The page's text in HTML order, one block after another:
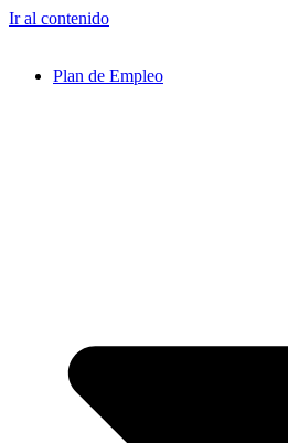
Ir al contenido
Plan de Empleo